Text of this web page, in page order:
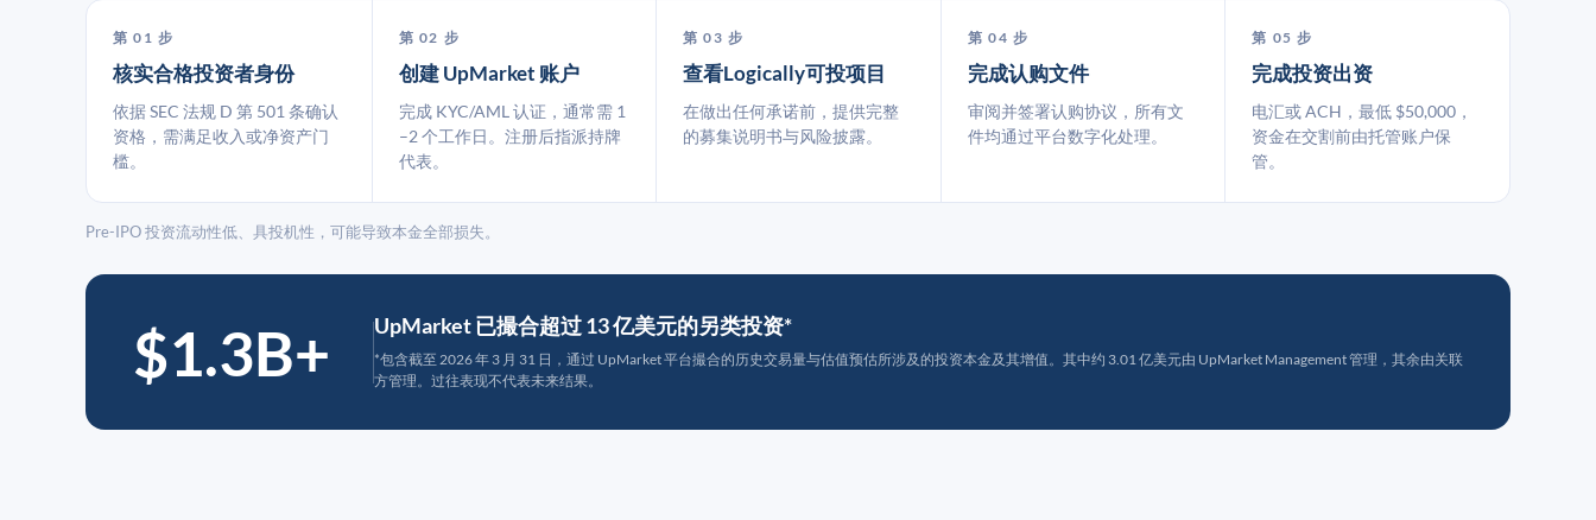
第 01 步
核实合格投资者身份
依据 SEC 法规 D 第 501 条确认
资格，需满足收入或净资产门
槛。
第 02 步
创建 UpMarket 账户
完成 KYC/AML 认证，通常需 1
–2 个工作日。注册后指派持牌
代表。
第 03 步
查看Logically可投项目
在做出任何承诺前，提供完整
的募集说明书与风险披露。
第 04 步
完成认购文件
审阅并签署认购协议，所有文
件均通过平台数字化处理。
第 05 步
完成投资出资
电汇或 ACH，最低 $50,000，
资金在交割前由托管账户保
管。
Pre-IPO 投资流动性低、具投机性，可能导致本金全部损失。
$1.3B+ UpMarket 已撮合超过 13 亿美元的另类投资*
*包含截至 2026 年 3 月 31 日，通过 UpMarket 平台撮合的历史交易量与估值预估所涉及的投资本金及其增值。其中约 3.01 亿美元由 UpMarket Management 管理，其余由关联
方管理。过往表现不代表未来结果。